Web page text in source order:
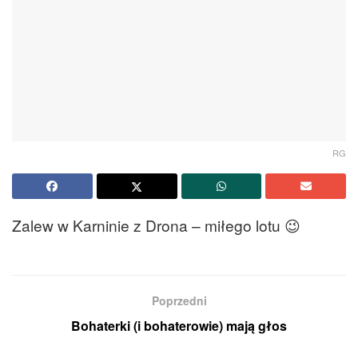
RG
Zalew w Karninie z Drona – miłego lotu 😉
Poprzedni
Bohaterki (i bohaterowie) mają głos